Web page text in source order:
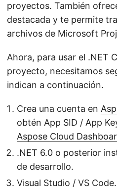
proyectos. También
destacada y te permite
archivos de Microsoft
Ahora, para usar el .NET
proyecto, necesitamos
indican a continuación.
Crea una cuenta en
obtén App SID / App
Aspose Cloud
.NET 6.0 o posterior
de desarrollo.
Visual Studio / VS Code.